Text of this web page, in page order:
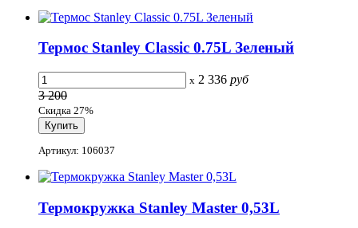
Термос Stanley Classic 0.75L Зеленый
x 2 336 руб
3 200
Скидка 27%
Артикул: 106037
Термокружка Stanley Master 0,53L